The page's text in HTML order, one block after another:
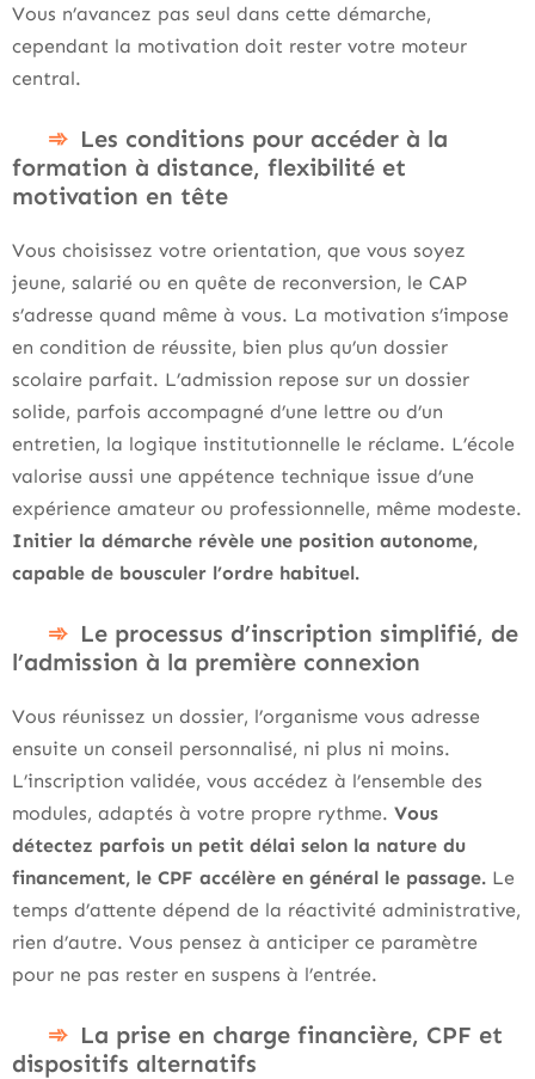
Vous n’avancez pas seul dans cette démarche,
cependant la motivation doit rester votre moteur
central.
Les conditions pour accéder à la
formation à distance, flexibilité et
motivation en tête
Vous choisissez votre orientation, que vous soyez
jeune, salarié ou en quête de reconversion, le CAP
s’adresse quand même à vous. La motivation s’impose
en condition de réussite, bien plus qu’un dossier
scolaire parfait. L’admission repose sur un dossier
solide, parfois accompagné d’une lettre ou d’un
entretien, la logique institutionnelle le réclame. L’école
valorise aussi une appétence technique issue d’une
expérience amateur ou professionnelle, même modeste.
Initier la démarche révèle une position autonome,
capable de bousculer l’ordre habituel.
Le processus d’inscription simplifié, de
l’admission à la première connexion
Vous réunissez un dossier, l’organisme vous adresse
ensuite un conseil personnalisé, ni plus ni moins.
L’inscription validée, vous accédez à l’ensemble des
modules, adaptés à votre propre rythme. Vous
détectez parfois un petit délai selon la nature du
financement, le CPF accélère en général le passage. Le
temps d’attente dépend de la réactivité administrative,
rien d’autre. Vous pensez à anticiper ce paramètre
pour ne pas rester en suspens à l’entrée.
La prise en charge financière, CPF et
dispositifs alternatifs